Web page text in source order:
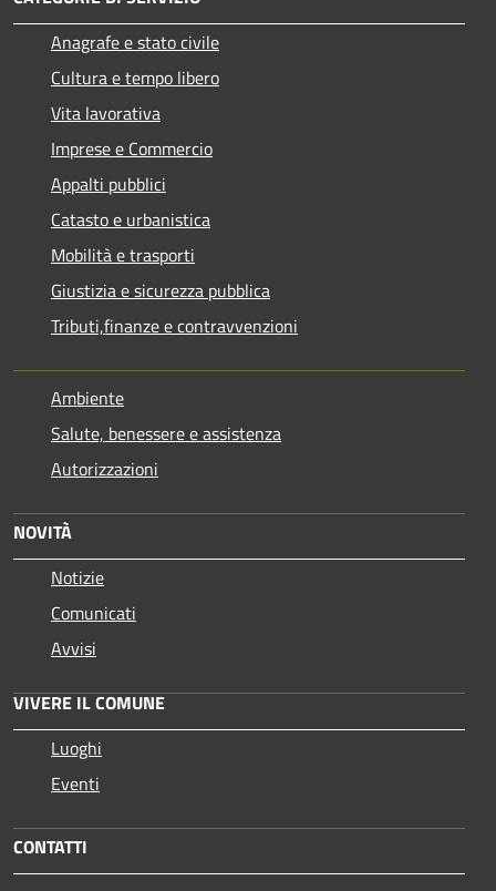
Anagrafe e stato civile
Cultura e tempo libero
Vita lavorativa
Imprese e Commercio
Appalti pubblici
Catasto e urbanistica
Mobilità e trasporti
Giustizia e sicurezza pubblica
Tributi,finanze e contravvenzioni
Ambiente
Salute, benessere e assistenza
Autorizzazioni
NOVITÀ
Notizie
Comunicati
Avvisi
VIVERE IL COMUNE
Luoghi
Eventi
CONTATTI